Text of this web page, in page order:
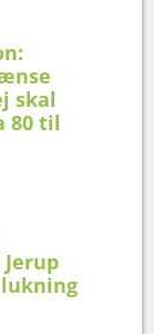
skal
80 til